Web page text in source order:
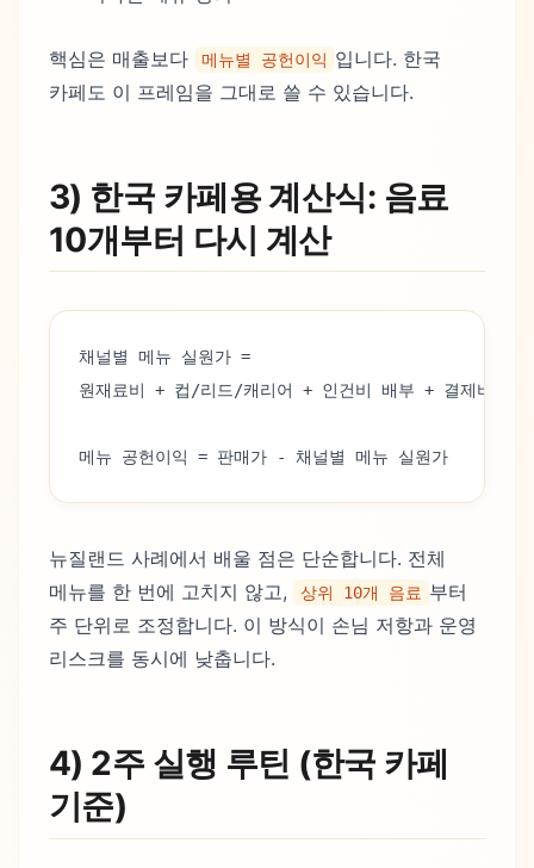
핵심은 매출보다 메뉴별 공헌이익 입니다. 한국
카페도 이 프레임을 그대로 쓸 수 있습니다.
3) 한국 카페용 계산식: 음료
10개부터 다시 계산
채널별 메뉴 실원가 =
원재료비 + 컵/리드/캐리어 + 인건비 배부 + 결제비용 +
메뉴 공헌이익 = 판매가 - 채널별 메뉴 실원가
뉴질랜드 사례에서 배울 점은 단순합니다. 전체
메뉴를 한 번에 고치지 않고,
상위 10개 음료 부터
주 단위로 조정합니다. 이 방식이 손님 저항과 운영
리스크를 동시에 낮춥니다.
4) 2주 실행 루틴 (한국 카페
기준)